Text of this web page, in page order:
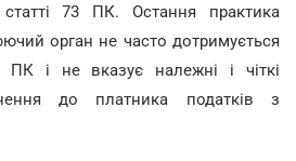
73 ПК. Остання практика
орган не часто дотримується
ПК і не вказує належні і чіткі
до платника податків з